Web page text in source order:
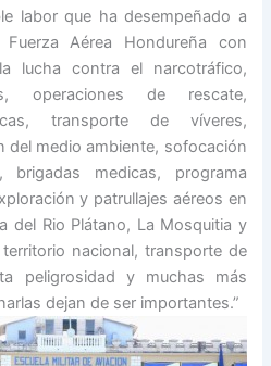
labor que ha desempeñado a
Aérea Hondureña con
lucha contra el narcotráfico,
operaciones de rescate,
transporte de víveres,
del medio ambiente, sofocación
brigadas medicas, programa
y patrullajes aéreos en
del Rio Plátano, La Mosquitia y
nacional, transporte de
peligrosidad y muchas más
dejan de ser importantes.”